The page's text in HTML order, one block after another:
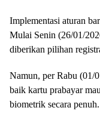
Implementasi aturan
Mulai Senin (26/01/
diberikan pilihan
Namun, per Rabu (01/
baik kartu prabayar
biometrik secara penuh.